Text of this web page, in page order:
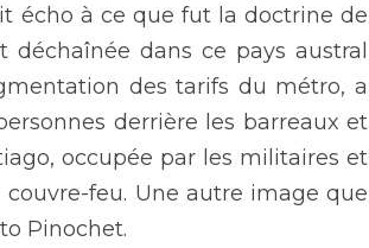
écho à ce que fut la doctrine de
dans ce pays austral
des tarifs du métro, a
derrière les barreaux et
occupée par les militaires et
feu. Une autre image que
Pinochet.